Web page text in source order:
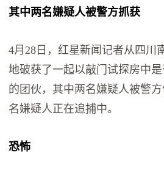
其中两名嫌疑人被警方抓获
4月28日，红星新闻记者从四川
地破获了一起以敲门试探房中
的团伙，其中两名嫌疑人被警
名嫌疑人正在追捕中。
恐怖